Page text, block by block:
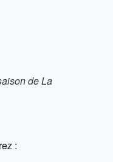
de La
: